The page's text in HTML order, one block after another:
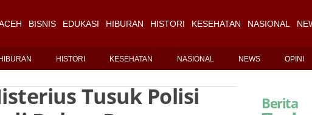
BISNIS EDUKASI HIBURAN HISTORI KESEHATAN NASIONAL
HISTORI KESEHATAN NASIONAL NEWS OPINI
Tusuk Polisi
Berita